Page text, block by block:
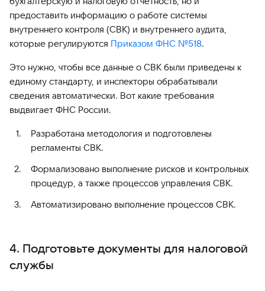
предоставить информацию о работе системы
внутреннего контроля (СВК) и внутреннего аудита,
которые регулируются Приказом ФНС №518.
Это нужно, чтобы все данные о СВК были приведены к
единому стандарту, и инспекторы обрабатывали
сведения автоматически. Вот какие требования
выдвигает ФНС России.
Разработана методология и подготовлены
регламенты СВК.
Формализовано выполнение рисков и контрольных
процедур, а также процессов управления СВК.
Автоматизировано выполнение процессов СВК.
4. Подготовьте документы для налоговой
службы